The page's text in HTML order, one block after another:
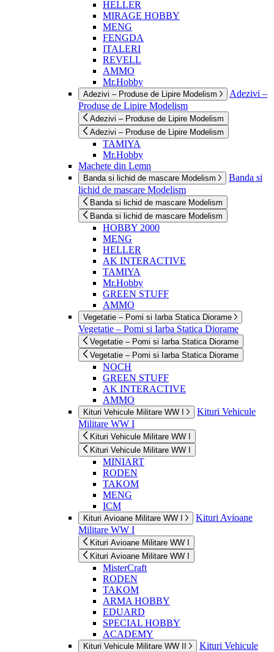
HELLER
MIRAGE HOBBY
MENG
FENGDA
ITALERI
REVELL
AMMO
Mr.Hobby
Adezivi – Produse de Lipire Modelism
Adezivi –
Produse de Lipire Modelism
Adezivi – Produse de Lipire Modelism
Adezivi – Produse de Lipire Modelism
TAMIYA
Mr.Hobby
Machete din Lemn
Banda si lichid de mascare Modelism
Banda si
lichid de mascare Modelism
Banda si lichid de mascare Modelism
Banda si lichid de mascare Modelism
HOBBY 2000
MENG
HELLER
AK INTERACTIVE
TAMIYA
Mr.Hobby
GREEN STUFF
AMMO
Vegetatie – Pomi si Iarba Statica Diorame
Vegetatie – Pomi si Iarba Statica Diorame
Vegetatie – Pomi si Iarba Statica Diorame
Vegetatie – Pomi si Iarba Statica Diorame
NOCH
GREEN STUFF
AK INTERACTIVE
AMMO
Kituri Vehicule Militare WW I
Kituri Vehicule
Militare WW I
Kituri Vehicule Militare WW I
Kituri Vehicule Militare WW I
MINIART
RODEN
TAKOM
MENG
ICM
Kituri Avioane Militare WW I
Kituri Avioane
Militare WW I
Kituri Avioane Militare WW I
Kituri Avioane Militare WW I
MisterCraft
RODEN
TAKOM
ARMA HOBBY
EDUARD
SPECIAL HOBBY
ACADEMY
Kituri Vehicule Militare WW II
Kituri Vehicule